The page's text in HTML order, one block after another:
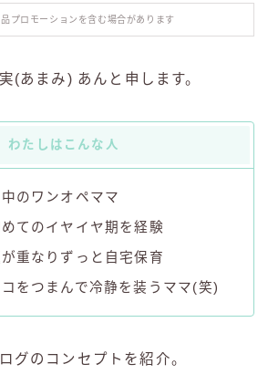
プロモーションを含む場合があります
(あまみ) あんと申します。
わたしはこんな人
のワンオペママ
てのイヤイヤ期を経験
重なりずっと自宅保育
をつまんで冷静を装うママ(笑)
グのコンセプトを紹介。